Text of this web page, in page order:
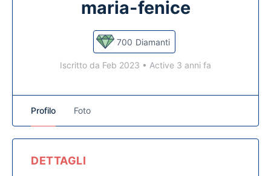
maria-fenice
700 Diamanti
Iscritto da Feb 2023 • Active 3 anni fa
Profilo Foto
DETTAGLI